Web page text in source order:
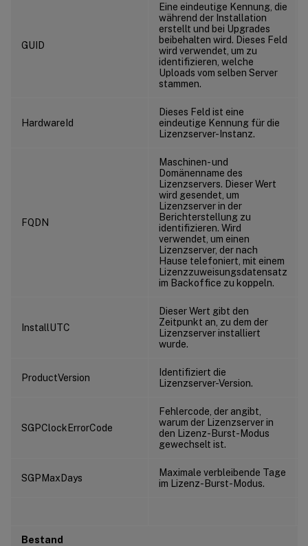
GUID
Eine eindeutige Kennung, die
während der Installation
erstellt und bei Upgrades
beibehalten wird. Dieses Feld
wird verwendet, um zu
identifizieren, welche
Uploads vom selben Server
stammen.
HardwareId
Dieses Feld ist eine
eindeutige Kennung für die
Lizenzserver-Instanz.
FQDN
Maschinen- und
Domänenname des
Lizenzservers. Dieser Wert
wird gesendet, um
Lizenzserver in der
Berichterstellung zu
identifizieren. Wird
verwendet, um einen
Lizenzserver, der nach
Hause telefoniert, mit einem
Lizenzzuweisungsdatensatz
im Backoffice zu koppeln.
InstallUTC
Dieser Wert gibt den
Zeitpunkt an, zu dem der
Lizenzserver installiert
wurde.
ProductVersion
Identifiziert die
Lizenzserver-Version.
SGPClockErrorCode
Fehlercode, der angibt,
warum der Lizenzserver in
den Lizenz-Burst-Modus
gewechselt ist.
SGPMaxDays
Maximale verbleibende Tage
im Lizenz-Burst-Modus.
Bestand